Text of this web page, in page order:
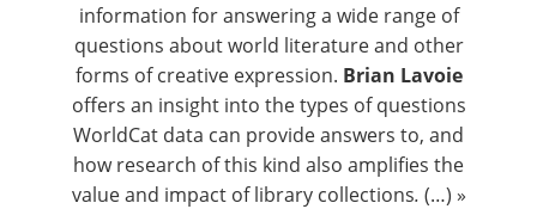
information for answering a wide range of
questions about world literature and other
forms of creative expression. Brian Lavoie
offers an insight into the types of questions
WorldCat data can provide answers to, and
how research of this kind also amplifies the
value and impact of library collections. (…) »